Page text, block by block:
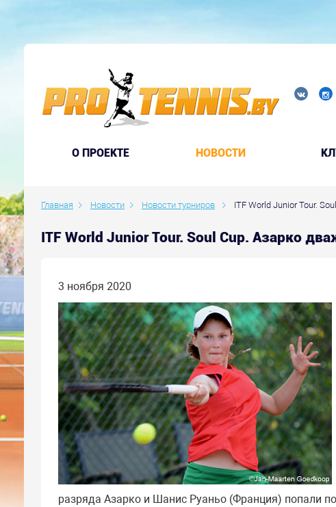
O ПРОЕКТЕ НОВОСТИ
Главная Новости Новости турниров ITF World Junior Tour.
ITF World Junior Tour. Soul Cup. Азарко
3 ноября 2020
разряда Азарко и Шанис Руаньо (Франция) попали